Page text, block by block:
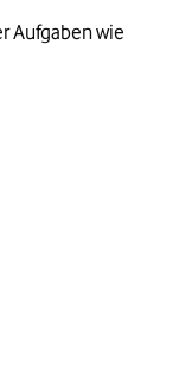
Aufgaben wie